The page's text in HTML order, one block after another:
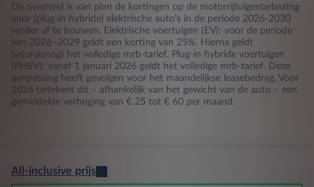
De overheid is van plan de kortingen op de motorrijtuigenbelasting
voor (plug-in hybride) elektrische auto’s in de periode 2026-2030
verder af te bouwen. Elektrische voertuigen (EV): voor de periode
van 2026–2029 geldt een korting van 25%. Hierna geldt
(vooralsnog) het volledige mrb-tarief. Plug-in hybride voertuigen
(PHEV): vanaf 1 januari 2026 geldt het volledige mrb-tarief. Deze
aanpassing heeft gevolgen voor het maandelijkse leasebedrag. Voor
2026 betekent dit – afhankelijk van het gewicht van de auto – een
gemiddelde verhoging van € 25 tot € 60 per maand.
All-inclusive prijs